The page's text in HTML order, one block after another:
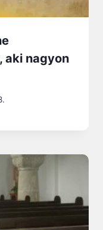
aki nagyon